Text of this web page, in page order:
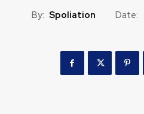
By: Spoliation Date: